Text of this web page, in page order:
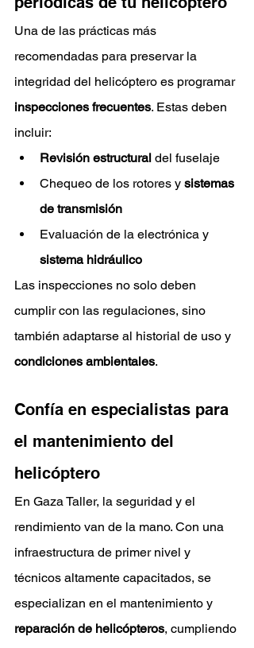
Una de las prácticas más
recomendadas para preservar la
integridad del helicóptero es programar
inspecciones frecuentes. Estas deben
incluir:
Revisión estructural del fuselaje
Chequeo de los rotores y sistemas
de transmisión
Evaluación de la electrónica y
sistema hidráulico
Las inspecciones no solo deben
cumplir con las regulaciones, sino
también adaptarse al historial de uso y
condiciones ambientales.
Confía en especialistas para
el mantenimiento del
helicóptero
En Gaza Taller, la seguridad y el
rendimiento van de la mano. Con una
infraestructura de primer nivel y
técnicos altamente capacitados, se
especializan en el mantenimiento y
reparación de helicópteros, cumpliendo